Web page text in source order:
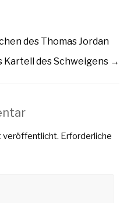
des Thomas Jordan
Kartell des Schweigens →
veröffentlicht. Erforderliche